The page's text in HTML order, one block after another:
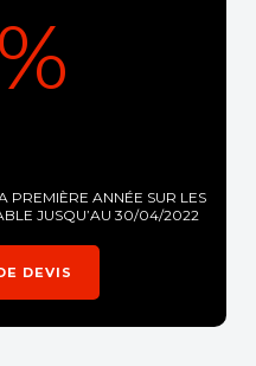
PREMIÈRE ANNÉE SUR LES
JUSQU’AU 30/04/2022
DEVIS